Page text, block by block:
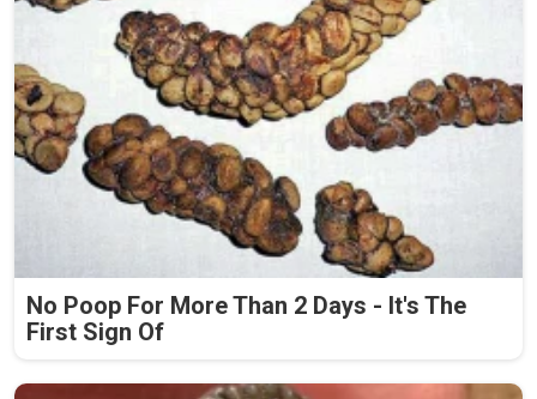
No Poop For More Than 2 Days - It's The
First Sign Of